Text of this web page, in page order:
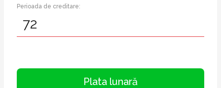
Perioada de creditare:
Plata lunară